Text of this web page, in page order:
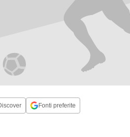
Fonti preferite